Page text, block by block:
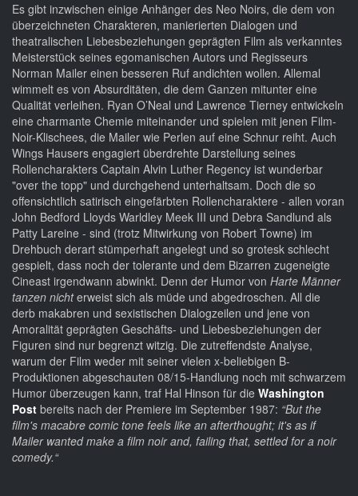
Es gibt inzwischen einige Anhänger des Neo Noirs, die dem von
überzeichneten Charakteren, manierierten Dialogen und
theatralischen Liebesbeziehungen geprägten Film als verkanntes
Meisterstück seines egomanischen Autors und Regisseurs
Norman Mailer einen besseren Ruf andichten wollen. Allemal
wimmelt es von Absurditäten, die dem Ganzen mitunter eine
Qualität verleihen. Ryan O’Neal und Lawrence Tierney entwickeln
eine charmante Chemie miteinander und spielen mit jenen Film-
Noir-Klischees, die Mailer wie Perlen auf eine Schnur reiht. Auch
Wings Hausers engagiert überdrehte Darstellung seines
Rollencharakters Captain Alvin Luther Regency ist wunderbar
"over the topp" und durchgehend unterhaltsam. Doch die so
offensichtlich satirisch eingefärbten Rollencharaktere - allen voran
John Bedford Lloyds Warldley Meek III und Debra Sandlund als
Patty Lareine - sind (trotz Mitwirkung von Robert Towne) im
Drehbuch derart stümperhaft angelegt und so grotesk schlecht
gespielt, dass noch der tolerante und dem Bizarren zugeneigte
Cineast irgendwann abwinkt. Denn der Humor von Harte Männer
tanzen nichterweist sich als müde und abgedroschen. All die
derb makabren und sexistischen Dialogzeilen und jene von
Amoralität geprägten Geschäfts- und Liebesbeziehungen der
Figuren sind nur begrenzt witzig. Die zutreffendste Analyse,
warum der Film weder mit seiner vielen x-beliebigen B-
Produktionen abgeschauten 08/15-Handlung noch mit schwarzem
Humor überzeugen kann, traf Hal Hinson für die Washington
Post bereits nach der Premiere im September 1987: “But the
film's macabre comic tone feels like an afterthought; it's as if
Mailer wanted make a film noir and, failing that, settled for a noir
comedy.“